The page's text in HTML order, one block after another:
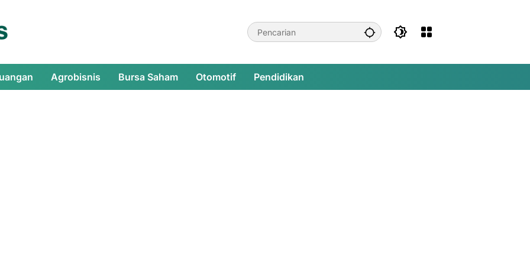
Agrobisnis Bursa Saham Otomotif Pendidikan